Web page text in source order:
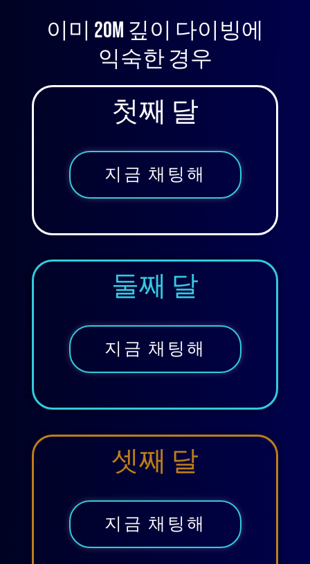
이미 20m 깊이 다이빙에
익숙한 경우
첫째 달
지금 채팅해
둘째 달
지금 채팅해
셋째 달
지금 채팅해